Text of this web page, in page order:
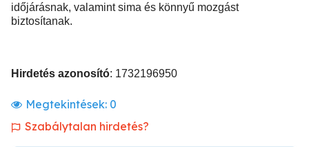
időjárásnak, valamint sima és könnyű mozgást
biztosítanak.
Hirdetés azonosító: 1732196950
Megtekintések: 0
Szabálytalan hirdetés?